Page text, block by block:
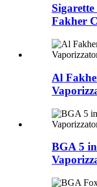
Fakher
Al
BGA 5